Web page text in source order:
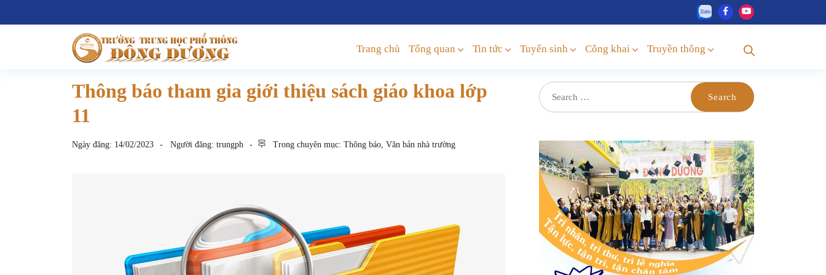
Trang chủ Tổng quan Tin tức Tuyển sinh Công khai Truyền thông
Thông báo tham gia giới thiệu sách giáo khoa lớp
11
Ngày đăng: 14/02/2023 Người đăng: trungph Trong chuyên mục: Thông báo, Văn bản nhà trường